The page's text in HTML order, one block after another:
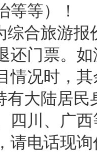
等等）！
综合旅游
还门票。
情况时，
有大陆居
四川、广
请电话现